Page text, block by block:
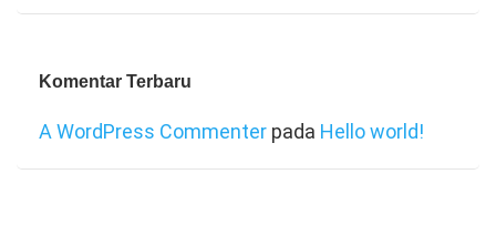
Komentar Terbaru
A WordPress Commenter pada Hello world!